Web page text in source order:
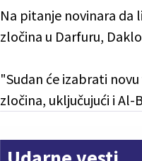
Na pitanje novinara da
zločina u Darfuru,
"Sudan će izabrati
zločina, uključujući i Al-